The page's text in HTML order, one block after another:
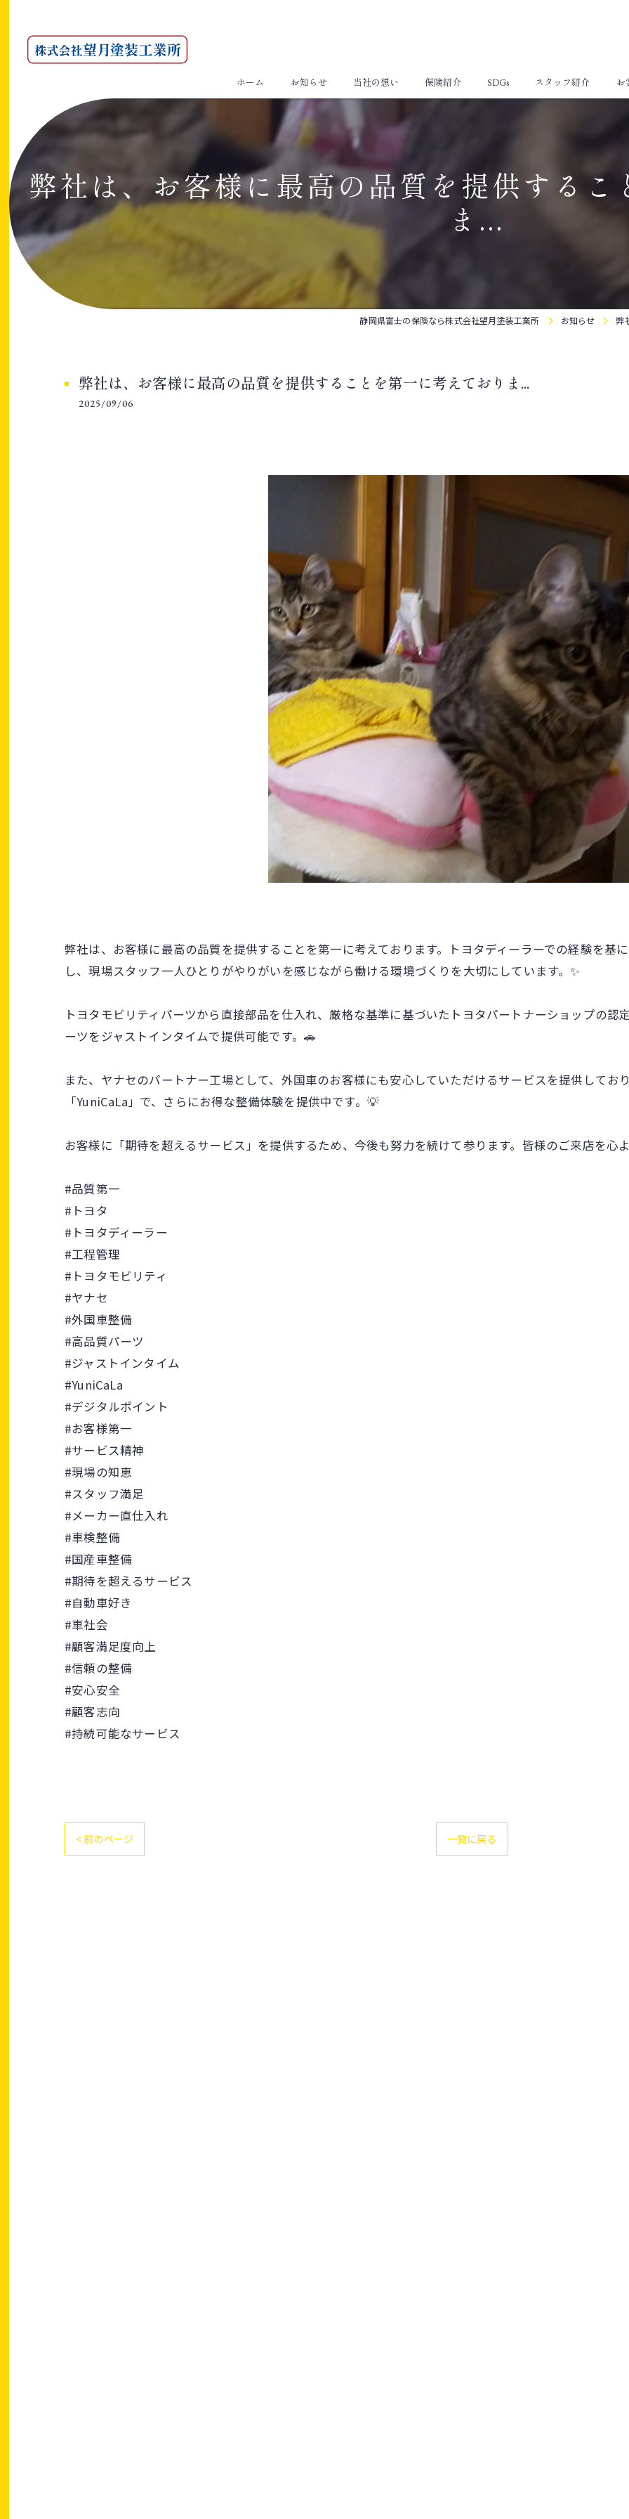
ホーム お知らせ 当社の想い 保険紹介 SDGs スタッフ紹介 お
弊社は、お客様に最高の品質を提供するこ
ま...
静岡県富士の保険なら株式会社望月塗装工業所 お知らせ 弊
弊社は、お客様に最高の品質を提供することを第一に考えておりま...
2025/09/06
弊社は、お客様に最高の品質を提供することを第一に考えております。トヨタディーラーでの経験を基
し、現場スタッフ一人ひとりがやりがいを感じながら働ける環境づくりを大切にしています。✨
トヨタモビリティパーツから直接部品を仕入れ、厳格な基準に基づいたトヨタパートナーショップの認
ーツをジャストインタイムで提供可能です。🚗
また、ヤナセのパートナー工場として、外国車のお客様にも安心していただけるサービスを提供してお
「YuniCaLa」で、さらにお得な整備体験を提供中です。💡
お客様に「期待を超えるサービス」を提供するため、今後も努力を続けて参ります。皆様のご来店を心
#品質第一
#トヨタ
#トヨタディーラー
#工程管理
#トヨタモビリティ
#ヤナセ
#外国車整備
#高品質パーツ
#ジャストインタイム
#YuniCaLa
#デジタルポイント
#お客様第一
#サービス精神
#現場の知恵
#スタッフ満足
#メーカー直仕入れ
#車検整備
#国産車整備
#期待を超えるサービス
#自動車好き
#車社会
#顧客満足度向上
#信頼の整備
#安心安全
#顧客志向
#持続可能なサービス
< 前のページ 一覧に戻る